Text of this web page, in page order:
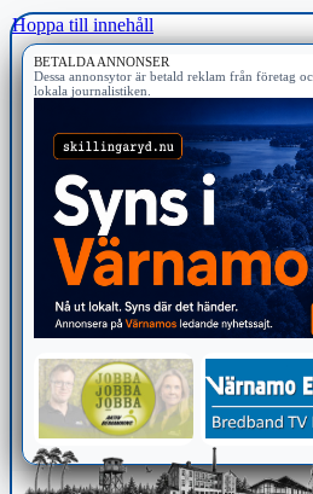
Hoppa till innehåll
BETALDA ANNONSER
Dessa annonsytor är betald reklam från företag
lokala journalistiken.